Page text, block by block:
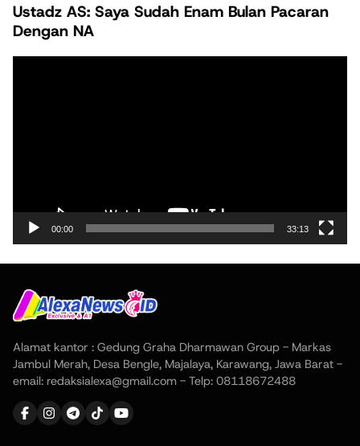
Ustadz AS: Saya Sudah Enam Bulan Pacaran
Dengan NA
00:00 33:13
Alamat kantor : Gedung Graha Dharmawan Group - Markas
Jambul Merah, Desa Bengle, Majalaya, Karawang, Jawa Barat -
email: redaksialexa@gmail.com - Telp: 08118672488